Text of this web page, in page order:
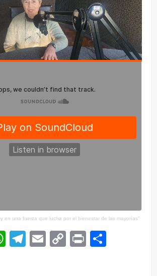
en una fuerza que lucha por el bienestar de las mayorías"
WhatsApp
Telegram
EmailCopy
Print